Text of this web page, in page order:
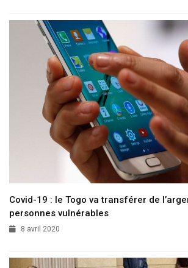
Covid-19 : le Togo va transférer de
personnes vulnérables
8 avril 2020